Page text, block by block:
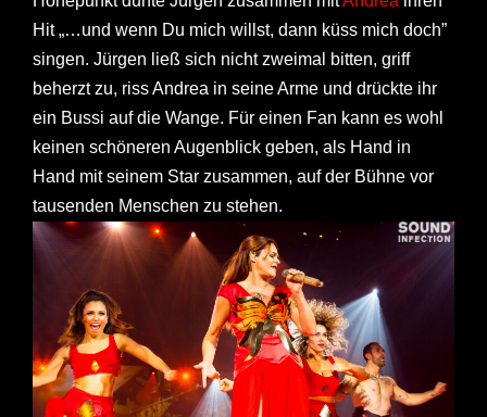
Hit „…und wenn Du mich willst, dann küss mich doch”
singen. Jürgen ließ sich nicht zweimal bitten, griff
beherzt zu, riss Andrea in seine Arme und drückte ihr
ein Bussi auf die Wange. Für einen Fan kann es wohl
keinen schöneren Augenblick geben, als Hand in
Hand mit seinem Star zusammen, auf der Bühne vor
tausenden Menschen zu stehen.